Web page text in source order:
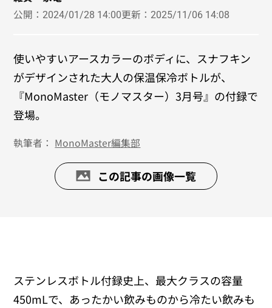
公開：2024/01/28 14:00更新：2025/11/06 14:08
使いやすいアースカラーのボディに、スナフキン
がデザインされた大人の保温保冷ボトルが、
『MonoMaster（モノマスター）3月号』の付録で
登場。
執筆者： MonoMaster編集部
この記事の画像一覧
ステンレスボトル付録史上、最大クラスの容量
450mLで、あったかい飲みものから冷たい飲みも